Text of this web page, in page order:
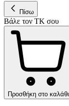
Πίσω
Βάλε τον ΤΚ σου
Προσθήκη στο καλάθι